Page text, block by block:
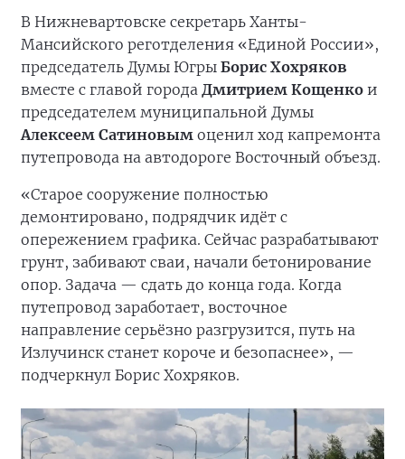
В Нижневартовске секретарь Ханты-
Мансийского реготделения «Единой России»,
председатель Думы Югры Борис Хохряков
вместе с главой города Дмитрием Кощенко и
председателем муниципальной Думы
Алексеем Сатиновым оценил ход капремонта
путепровода на автодороге Восточный объезд.
«Старое сооружение полностью
демонтировано, подрядчик идёт с
опережением графика. Сейчас разрабатывают
грунт, забивают сваи, начали бетонирование
опор. Задача — сдать до конца года. Когда
путепровод заработает, восточное
направление серьёзно разгрузится, путь на
Излучинск станет короче и безопаснее», —
подчеркнул Борис Хохряков.